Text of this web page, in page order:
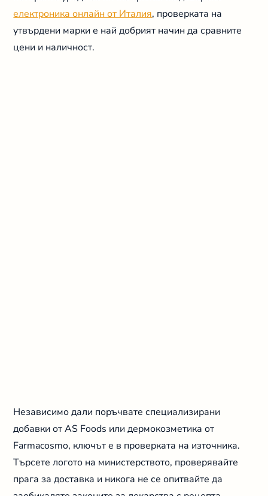
електроника онлайн от Италия, проверката на
утвърдени марки е най добрият начин да сравните
цени и наличност.
Независимо дали поръчвате специализирани
добавки от AS Foods или дермокозметика от
Farmacosmo, ключът е в проверката на източника.
Търсете логото на министерството, проверявайте
прага за доставка и никога не се опитвайте да